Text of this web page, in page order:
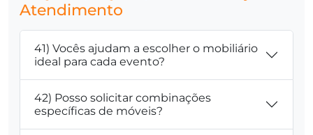
Atendimento
41) Vocês ajudam a escolher o mobiliário
ideal para cada evento?
42) Posso solicitar combinações
específicas de móveis?